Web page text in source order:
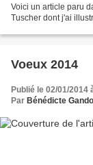
Voici un article paru
Tuscher dont j'ai
Voeux 2014
Publié le 02/01/2014
Par Bénédicte